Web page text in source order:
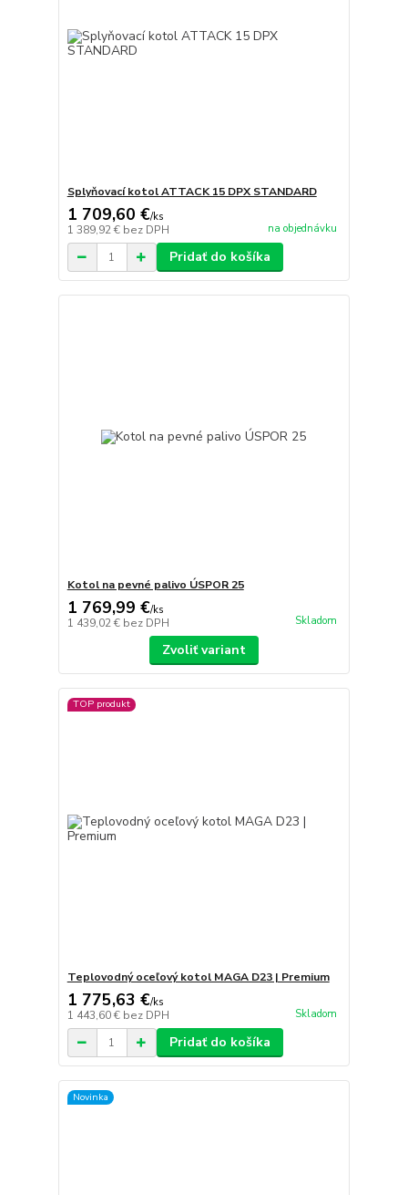
Splyňovací kotol ATTACK 15 DPX STANDARD
1 709,60 €/ks
1 389,92 € bez DPH na objednávku
Pridať do košíka
Kotol na pevné palivo ÚSPOR 25
1 769,99 €/ks
1 439,02 € bez DPH Skladom
Zvoliť variant
TOP produkt
Teplovodný oceľový kotol MAGA D23 | Premium
1 775,63 €/ks
1 443,60 € bez DPH Skladom
Pridať do košíka
Novinka